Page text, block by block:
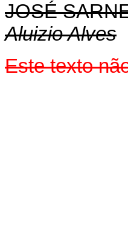
JOSÉ
Aluizio Alves
Este texto